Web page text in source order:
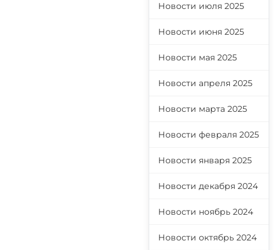
Новости июля 2025
Новости июня 2025
Новости мая 2025
Новости апреля 2025
Новости марта 2025
Новости февраля 2025
Новости января 2025
Новости декабря 2024
Новости ноябрь 2024
Новости октябрь 2024